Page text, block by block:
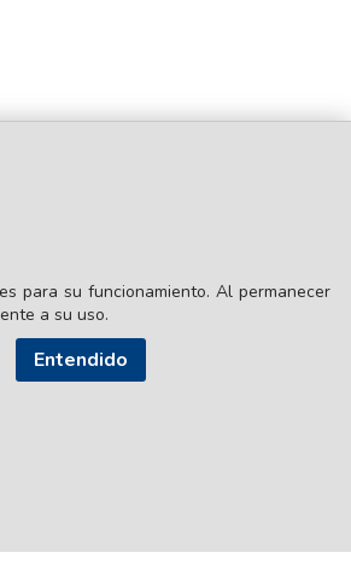
Eduardo Ick
Argentina
para su funcionamiento. Al permanecer
a su uso.
Entendido